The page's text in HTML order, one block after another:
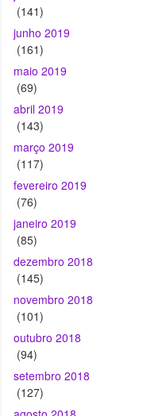
maio 2019
(69)
abril 2019
(143)
março 2019
(117)
fevereiro 2019
janeiro 2019
(85)
dezembro 2018
(145)
novembro 2018
(101)
outubro 2018
setembro 2018
(127)
agosto 2018
(172)
julho 2018
(203)